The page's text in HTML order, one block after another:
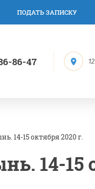
ПОДАТЬ ЗАПИСКУ
86-47
14-15 октября 2020 г.
14-15